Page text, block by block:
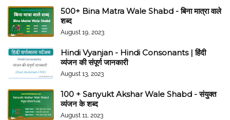
500+ Bina Matra Wale Shabd - बिना मात्रा वाले
शब्द
August 19, 2023
Hindi Vyanjan - Hindi Consonants | हिंदी
व्यंजन की संपूर्ण जानकारी
August 13, 2023
100 + Sanyukt Akshar Wale Shabd - संयुक्त
व्यंजन के शब्द
August 11, 2023